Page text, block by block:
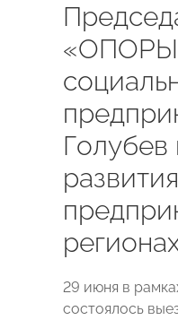
Голубев
29 июня в
состоялось